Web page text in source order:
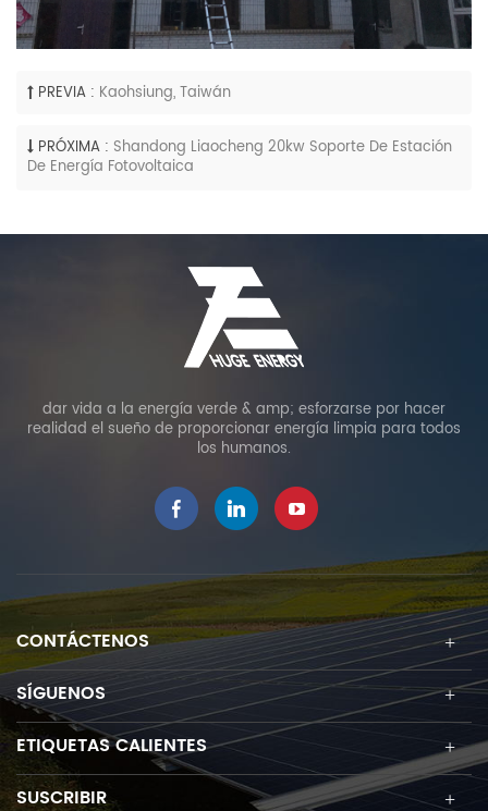
PREVIA : Kaohsiung, Taiwán
PRÓXIMA : Shandong Liaocheng 20kw Soporte De Estación
De Energía Fotovoltaica
dar vida a la energía verde & amp; esforzarse por hacer
realidad el sueño de proporcionar energía limpia para todos
los humanos.
CONTÁCTENOS
SÍGUENOS
ETIQUETAS CALIENTES
SUSCRIBIR